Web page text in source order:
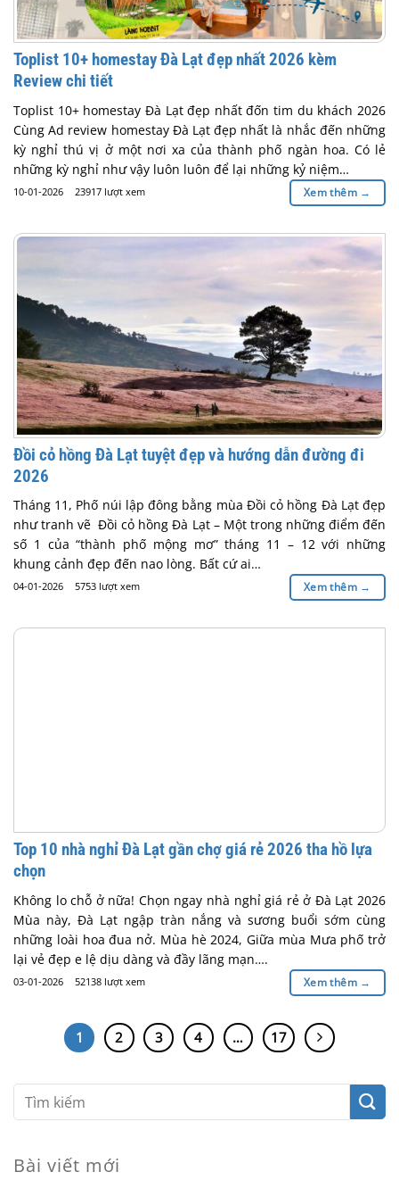
Toplist 10+ homestay Đà Lạt đẹp nhất 2026 kèm
Review chi tiết
Toplist 10+ homestay Đà Lạt đẹp nhất đốn tim du khách 2026
Cùng Ad review homestay Đà Lạt đẹp nhất là nhắc đến những
kỳ nghỉ thú vị ở một nơi xa của thành phố ngàn hoa. Có lẻ
những kỳ nghỉ như vậy luôn luôn để lại những kỷ niệm…
10-01-2026 23917 lượt xem Xem thêm →
Đồi cỏ hồng Đà Lạt tuyệt đẹp và hướng dẫn đường đi
2026
Tháng 11, Phố núi lập đông bằng mùa Đồi cỏ hồng Đà Lạt đẹp
như tranh vẽ Đồi cỏ hồng Đà Lạt – Một trong những điểm đến
số 1 của “thành phố mộng mơ” tháng 11 – 12 với những
khung cảnh đẹp đến nao lòng. Bất cứ ai…
04-01-2026 5753 lượt xem Xem thêm →
Top 10 nhà nghỉ Đà Lạt gần chợ giá rẻ 2026 tha hồ lựa
chọn
Không lo chỗ ở nữa! Chọn ngay nhà nghỉ giá rẻ ở Đà Lạt 2026
Mùa này, Đà Lạt ngập tràn nắng và sương buổi sớm cùng
những loài hoa đua nở. Mùa hè 2024, Giữa mùa Mưa phố trở
lại vẻ đẹp e lệ dịu dàng và đầy lãng mạn….
03-01-2026 52138 lượt xem Xem thêm →
1 2 3 4 … 17
Bài viết mới